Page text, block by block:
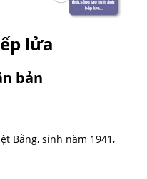
lửa
bản
Bằng, sinh năm 1941,